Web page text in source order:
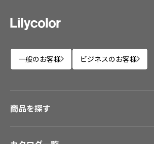
一般のお客様 ビジネスのお客様
商品を探す